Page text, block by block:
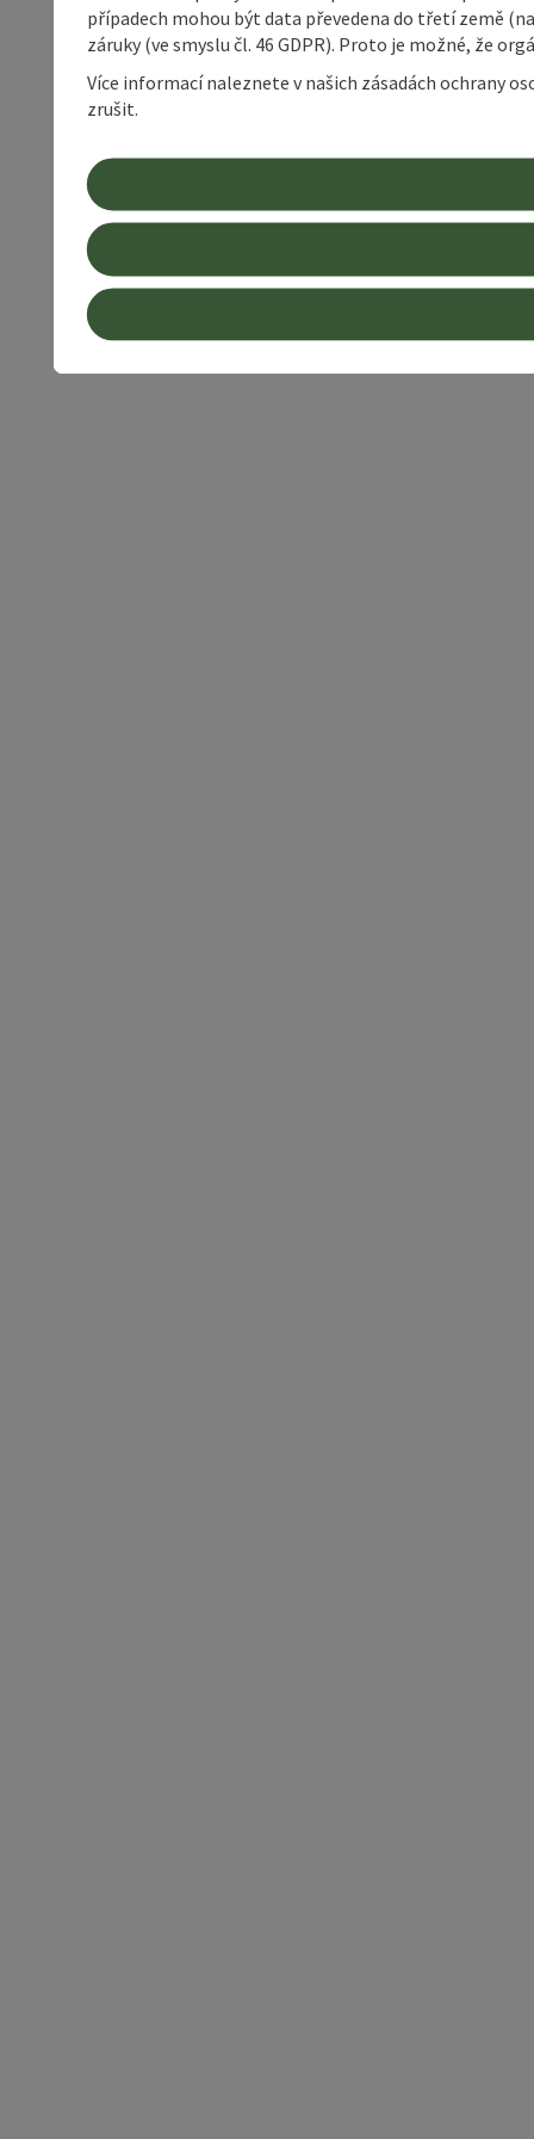
případech mohou být data převedena do třetí země
záruky (ve smyslu čl. 46 GDPR). Proto je možné, že
Více informací naleznete v našich zásadách ochrany
zrušit.